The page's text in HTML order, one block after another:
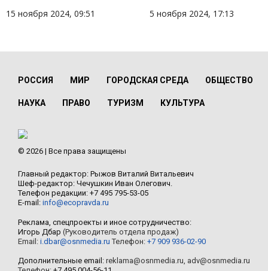
15 ноября 2024, 09:51
5 ноября 2024, 17:13
РОССИЯ МИР ГОРОДСКАЯ СРЕДА ОБЩЕСТВО
НАУКА ПРАВО ТУРИЗМ КУЛЬТУРА
© 2026 | Все права защищены
Главный редактор: Рыжов Виталий Витальевич
Шеф-редактор: Чечушкин Иван Олегович.
Телефон редакции: +7 495 795-53-05
E-mail: info@ecopravda.ru
Реклама, спецпроекты и иное сотрудничество:
Игорь Дбар (Руководитель отдела продаж)
Email: i.dbar@osnmedia.ru Телефон: +7 909 936-02-90
Дополнительные email: reklama@osnmedia.ru, adv@osnmedia.ru